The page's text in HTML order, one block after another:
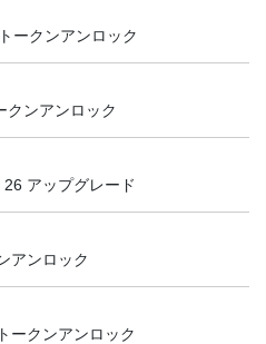
ークンアンロック
クンアンロック
アップグレード
アンロック
ークンアンロック